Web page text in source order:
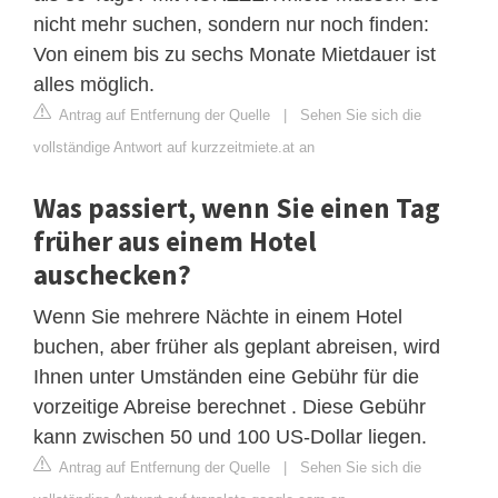
nicht mehr suchen, sondern nur noch finden:
Von einem bis zu sechs Monate Mietdauer ist
alles möglich.
Antrag auf Entfernung der Quelle | Sehen Sie sich die
vollständige Antwort auf kurzzeitmiete.at an
Was passiert, wenn Sie einen Tag
früher aus einem Hotel
auschecken?
Wenn Sie mehrere Nächte in einem Hotel
buchen, aber früher als geplant abreisen, wird
Ihnen unter Umständen eine Gebühr für die
vorzeitige Abreise berechnet . Diese Gebühr
kann zwischen 50 und 100 US-Dollar liegen.
Antrag auf Entfernung der Quelle | Sehen Sie sich die